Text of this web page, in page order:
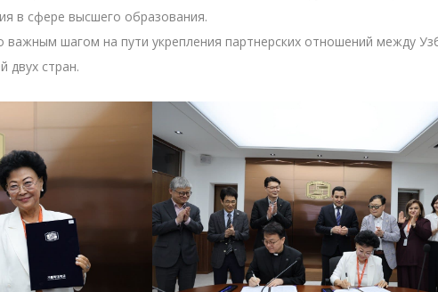
в сфере высшего образования.
важным шагом на пути укрепления партнерских отношений между
двух стран.